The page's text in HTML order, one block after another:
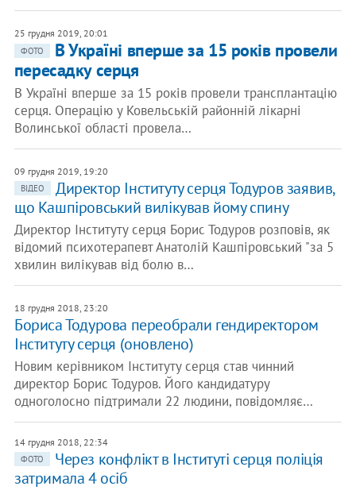
25 грудня 2019, 20:01
ФОТО
В Україні вперше за 15 років провели
пересадку серця
В Україні вперше за 15 років провели трансплантацію
серця. Операцію у Ковельській районній лікарні
Волинської області провела…
09 грудня 2019, 19:20
ВІДЕО
Директор Інституту серця Тодуров заявив,
що Кашпіровський вилікував йому спину
Директор Інституту серця Борис Тодуров розповів, як
відомий психотерапевт Анатолій Кашпіровський "за 5
хвилин вилікував від болю в…
18 грудня 2018, 23:20
Бориса Тодурова переобрали гендиректором
Інституту серця (оновлено)
Новим керівником Інституту серця став чинний
директор Борис Тодуров. Його кандидатуру
одноголосно підтримали 22 людини, повідомляє…
14 грудня 2018, 22:34
ФОТО
Через конфлікт в Інституті серця поліція
затримала 4 осіб